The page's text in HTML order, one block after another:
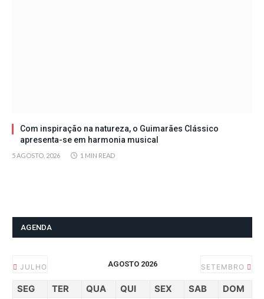
Com inspiração na natureza, o Guimarães Clássico
apresenta-se em harmonia musical
5 AGOSTO, 2026 1 MIN READ
AGENDA
JULHO AGOSTO 2026 SETEMBRO
SEG TER QUA QUI SEX SAB DOM